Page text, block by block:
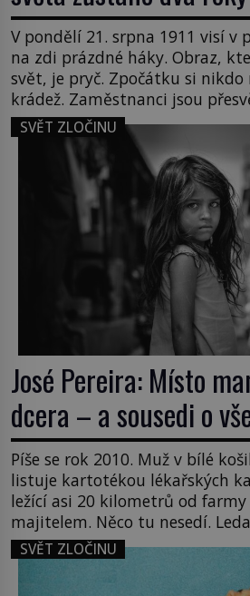
V pondělí 21. srpna 1911 visí v
na zdi prázdné háky. Obraz,
svět, je pryč. Zpočátku si nikdo
krádež. Zaměstnanci jsou
Lisa je jen v restaurátorské
Když se ukáže pravda,
honů na zloděje v […]
SVĚT ZLOČINU
José Pereira: Místo
dcera – a sousedi o
Píše se rok 2010. Muž v bílé
listuje kartotékou lékařských
ležící asi 20 kilometrů od
majitelem. Něco tu nesedí.
mladá dívka z farmy byla ne
dcerou – a všechny ty děti byly
Na sociálním odboru jednoho
SVĚT ZLOČINU